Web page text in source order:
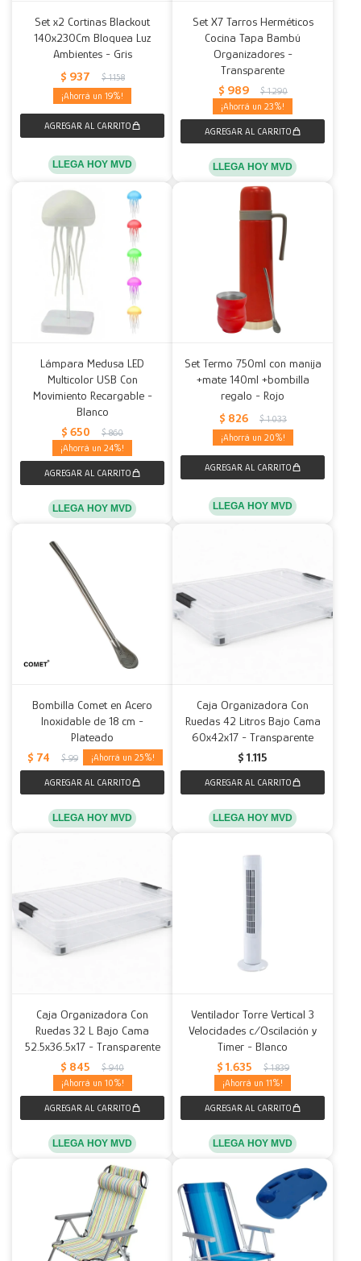
Set x2 Cortinas Blackout
140x230Cm Bloquea Luz
Ambientes - Gris
$ 937 $ 1.158
19
LLEGA HOY MVD
Set X7 Tarros Herméticos
Cocina Tapa Bambú
Organizadores -
Transparente
$ 989 $ 1.290
23
LLEGA HOY MVD
Lámpara Medusa LED
Multicolor USB Con
Movimiento Recargable -
Blanco
$ 650 $ 860
24
LLEGA HOY MVD
Set Termo 750ml con manija
+mate 140ml +bombilla
regalo - Rojo
$ 826 $ 1.033
20
LLEGA HOY MVD
Bombilla Comet en Acero
Inoxidable de 18 cm -
Plateado
$ 74 $ 99 25
LLEGA HOY MVD
Caja Organizadora Con
Ruedas 42 Litros Bajo Cama
60x42x17 - Transparente
$ 1.115
LLEGA HOY MVD
Caja Organizadora Con
Ruedas 32 L Bajo Cama
52.5x36.5x17 - Transparente
$ 845 $ 940
10
LLEGA HOY MVD
Ventilador Torre Vertical 3
Velocidades c/Oscilación y
Timer - Blanco
$ 1.635 $ 1.839
11
LLEGA HOY MVD